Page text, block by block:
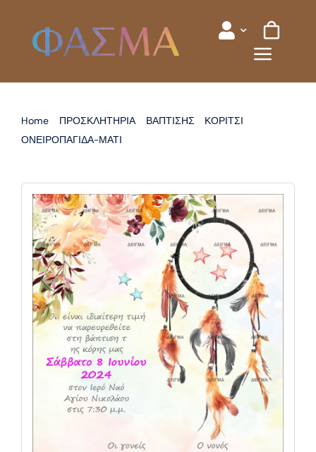
content
Home ΠΡΟΣΚΛΗΤΗΡΙΑ ΒΑΠΤΙΣΗΣ
ΚΟΡΙΤΣΙ
ΟΝΕΙΡΟΠΑΓΙΔΑ-ΜΑΤΙ